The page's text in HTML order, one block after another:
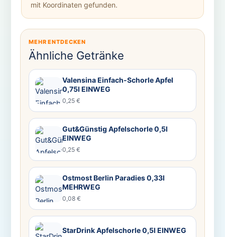
mit Koordinaten gefunden.
MEHR ENTDECKEN
Ähnliche Getränke
Valensina Einfach-Schorle Apfel
0,75l EINWEG
0,25 €
Gut&Günstig Apfelschorle 0,5l
EINWEG
0,25 €
Ostmost Berlin Paradies 0,33l
MEHRWEG
0,08 €
StarDrink Apfelschorle 0,5l EINWEG